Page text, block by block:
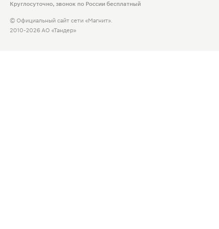
Круглосуточно, звонок по России бесплатный
© Официальный сайт сети «Магнит».
2010-2026 АО «Тандер»